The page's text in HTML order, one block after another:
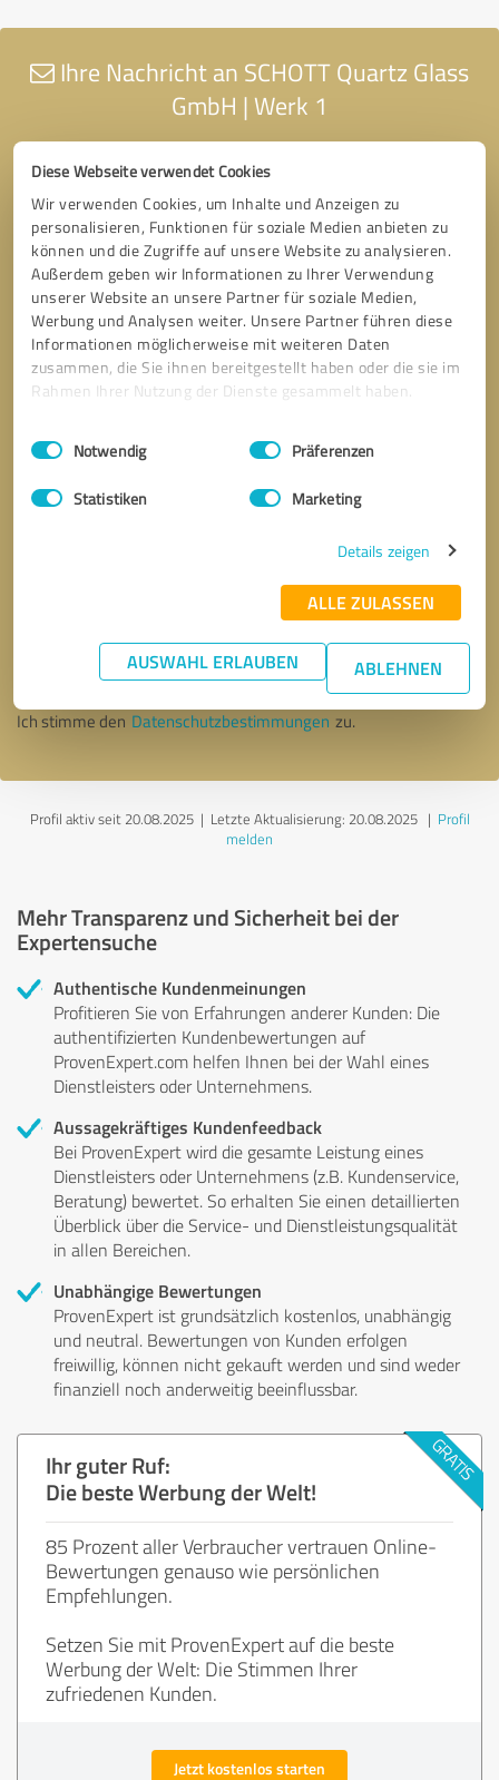
Diese Webseite verwendet Cookies
Wir verwenden Cookies, um Inhalte und Anzeigen zu
personalisieren, Funktionen für soziale Medien anbieten zu
können und die Zugriffe auf unsere Website zu analysieren.
Außerdem geben wir Informationen zu Ihrer Verwendung
unserer Website an unsere Partner für soziale Medien,
Werbung und Analysen weiter. Unsere Partner führen diese
Informationen möglicherweise mit weiteren Daten
zusammen, die Sie ihnen bereitgestellt haben oder die sie im
Rahmen Ihrer Nutzung der Dienste gesammelt haben.
Impressum Datenschutzbestimmungen
Einwilligungsauswahl
Notwendig Präferenzen
Statistiken Marketing
Details zeigen
ALLE ZULASSEN
AUSWAHL ERLAUBEN ABLEHNEN
Ihre Nachricht an SCHOTT Quartz Glass
GmbH | Werk 1
* Erforderliche Angaben
Nachricht senden
Ich stimme den Datenschutzbestimmungen zu.
Profil aktiv seit 20.08.2025 | Letzte Aktualisierung: 20.08.2025| Profil
melden
Mehr Transparenz und Sicherheit bei der
Expertensuche
Authentische Kundenmeinungen
Profitieren Sie von Erfahrungen anderer Kunden: Die
authentifizierten Kundenbewertungen auf
ProvenExpert.com helfen Ihnen bei der Wahl eines
Dienstleisters oder Unternehmens.
Aussagekräftiges Kundenfeedback
Bei ProvenExpert wird die gesamte Leistung eines
Dienstleisters oder Unternehmens (z.B. Kundenservice,
Beratung) bewertet. So erhalten Sie einen detaillierten
Überblick über die Service- und Dienstleistungsqualität
in allen Bereichen.
Unabhängige Bewertungen
ProvenExpert ist grundsätzlich kostenlos, unabhängig
und neutral. Bewertungen von Kunden erfolgen
freiwillig, können nicht gekauft werden und sind weder
finanziell noch anderweitig beeinflussbar.
Ihr guter Ruf:
Die beste Werbung der Welt!
85 Prozent aller Verbraucher vertrauen Online-
Bewertungen genauso wie persönlichen
Empfehlungen.
Setzen Sie mit ProvenExpert auf die beste
Werbung der Welt: Die Stimmen Ihrer
zufriedenen Kunden.
Jetzt kostenlos starten